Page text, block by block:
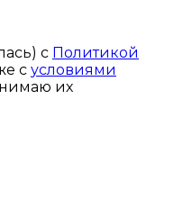
с Политикой
с условиями
их